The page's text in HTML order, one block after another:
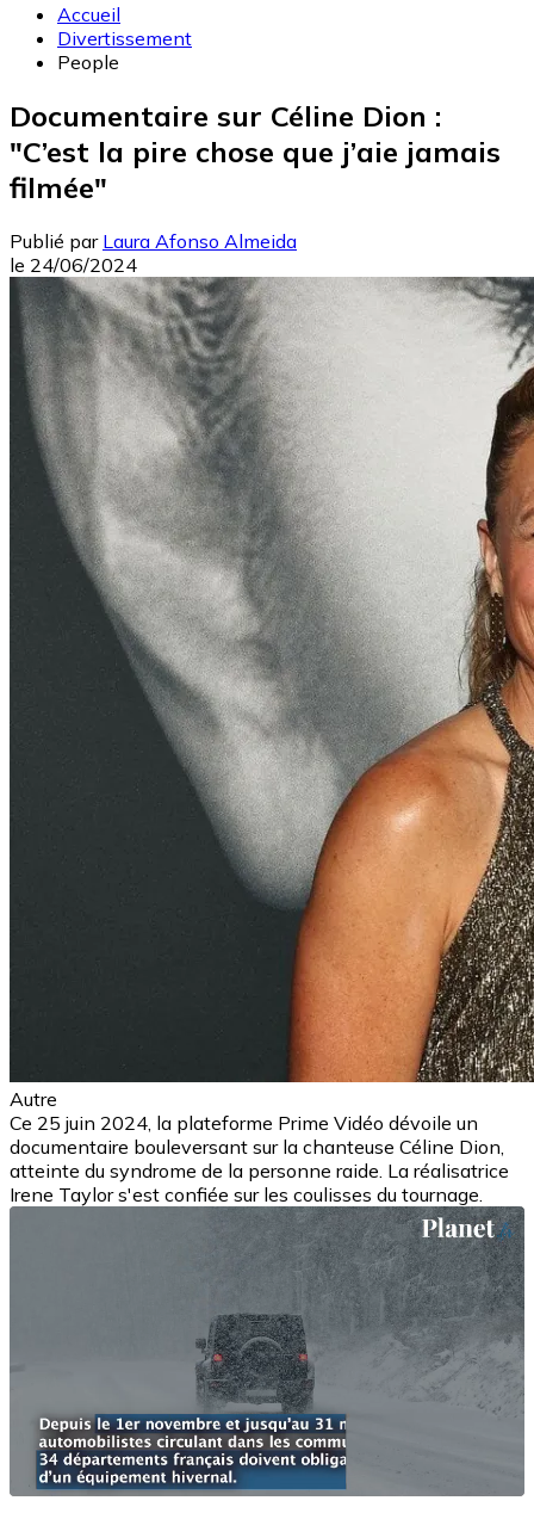
Accueil
Divertissement
People
Documentaire sur Céline Dion :
"C’est la pire chose que j’aie jamais
filmée"
Publié par Laura Afonso Almeida
le 24/06/2024
Autre
Ce 25 juin 2024, la plateforme Prime Vidéo dévoile un
documentaire bouleversant sur la chanteuse Céline Dion,
atteinte du syndrome de la personne raide. La réalisatrice
Irene Taylor s'est confiée sur les coulisses du tournage.